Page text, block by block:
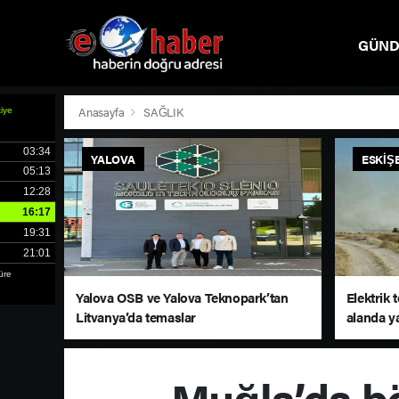
Anasayfa SAĞLIK
YALOVA
Yalova OSB ve Yalova Teknopark’tan
Litvanya’da temaslar
Elektrik
alanda